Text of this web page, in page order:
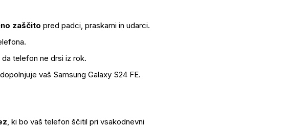
zaščito pred padci, praskami in udarci.
telefon ne drsi iz rok.
vaš Samsung Galaxy S24 FE.
, ki bo vaš telefon ščitil pri vsakodnevni